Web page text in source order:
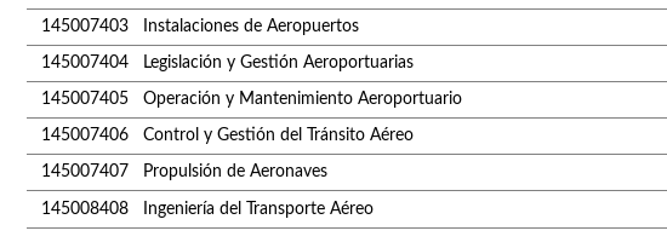
145007403 Instalaciones de Aeropuertos
145007404 Legislación y Gestión Aeroportuarias
145007405 Operación y Mantenimiento Aeroportuario
145007406 Control y Gestión del Tránsito Aéreo
145007407 Propulsión de Aeronaves
145008408 Ingeniería del Transporte Aéreo